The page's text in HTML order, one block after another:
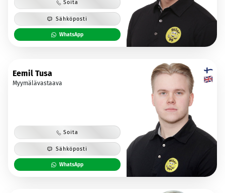
Soita
Sähköposti
WhatsApp
Eemil Tusa
Myymälävastaava
Soita
Sähköposti
WhatsApp